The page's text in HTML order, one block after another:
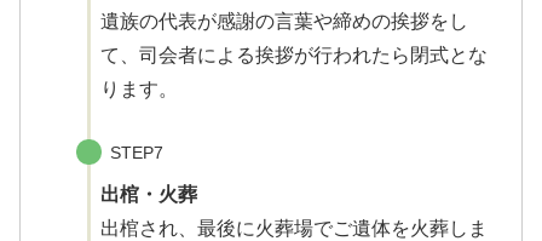
遺族の代表が感謝の言葉や締めの挨拶をし
て、司会者による挨拶が行われたら閉式とな
ります。
STEP7
出棺・火葬
出棺され、最後に火葬場でご遺体を火葬しま